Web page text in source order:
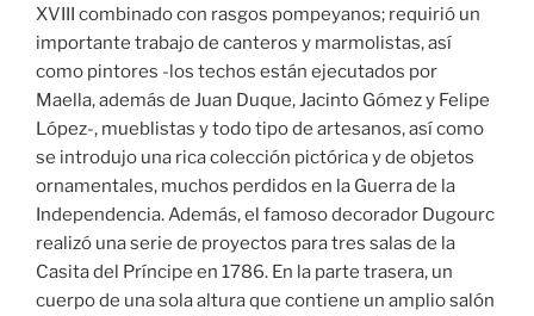
XVIII combinado con rasgos pompeyanos; requirió un
importante trabajo de canteros y marmolistas, así
como pintores -los techos están ejecutados por
Maella, además de Juan Duque, Jacinto Gómez y Felipe
López-, mueblistas y todo tipo de artesanos, así como
se introdujo una rica colección pictórica y de objetos
ornamentales, muchos perdidos en la Guerra de la
Independencia. Además, el famoso decorador Dugourc
realizó una serie de proyectos para tres salas de la
Casita del Príncipe en 1786. En la parte trasera, un
cuerpo de una sola altura que contiene un amplio salón